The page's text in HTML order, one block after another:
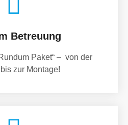
Betreuung
Paket“ – von der
zur Montage!